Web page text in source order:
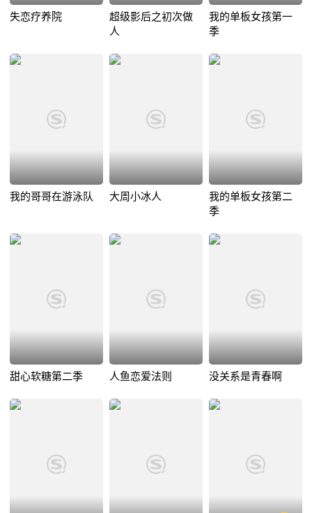
失恋疗养院
超级影后之初次做
人
我的单板女孩第一
季
我的哥哥在游泳队 大周小冰人
我的单板女孩第二
季
甜心软糖第二季 人鱼恋爱法则 没关系是青春啊